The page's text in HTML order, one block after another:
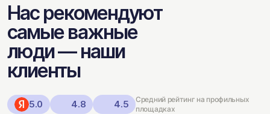
Нас рекомендуют
самые важные
люди — наши
клиенты
5.0 4.8 4.5
Средний рейтинг на профильных
площадках